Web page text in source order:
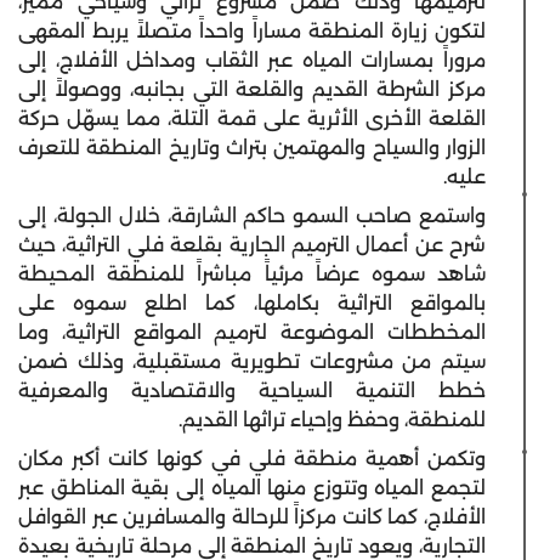
لتكون زيارة المنطقة مساراً واحداً متصلاً يربط المقهى
مروراً بمسارات المياه عبر الثقاب ومداخل الأفلاج، إلى
مركز الشرطة القديم والقلعة التي بجانبه، ووصولاً إلى
القلعة الأخرى الأثرية على قمة التلة، مما يسهّل حركة
الزوار والسياح والمهتمين بتراث وتاريخ المنطقة للتعرف
عليه.
واستمع صاحب السمو حاكم الشارقة، خلال الجولة، إلى
شرح عن أعمال الترميم الجارية بقلعة فلي التراثية، حيث
شاهد سموه عرضاً مرئياً مباشراً للمنطقة المحيطة
بالمواقع التراثية بكاملها، كما اطلع سموه على
المخططات الموضوعة لترميم المواقع التراثية، وما
سيتم من مشروعات تطويرية مستقبلية، وذلك ضمن
خطط التنمية السياحية والاقتصادية والمعرفية
للمنطقة، وحفظ وإحياء تراثها القديم.
وتكمن أهمية منطقة فلي في كونها كانت أكبر مكان
لتجمع المياه وتتوزع منها المياه إلى بقية المناطق عبر
الأفلاج، كما كانت مركزاً للرحالة والمسافرين عبر القوافل
التجارية، ويعود تاريخ المنطقة إلى مرحلة تاريخية بعيدة